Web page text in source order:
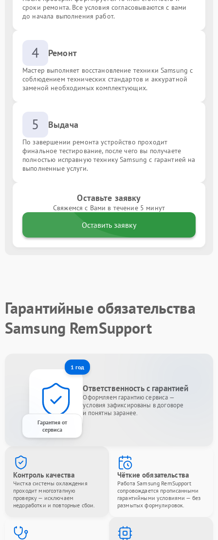
сроки ремонта. Все условия согласовываются с вами
до начала выполнения работ.
4 Ремонт
Мастер выполняет восстановление техники Samsung с
соблюдением технических стандартов и аккуратной
заменой необходимых комплектующих.
5 Выдача
По завершении ремонта устройство проходит
финальное тестирование, после чего вы получаете
полностью исправную технику Samsung с гарантией на
выполненные услуги.
Оставьте заявку
Свяжемся с Вами в течение 5 минут
Оставить заявку
Гарантийные обязательства
Samsung RemSupport
1 год
Гарантия от
сервиса
Ответственность с гарантией
Оформляем гарантию сервиса —
условия зафиксированы в договоре
и понятны заранее.
Контроль качества
Чистка системы охлаждения
проходит многоэтапную
проверку — исключаем
недоработки и повторные сбои.
Чёткие обязательства
Работа Samsung RemSupport
сопровождается прописанными
гарантийными условиями — без
размытых формулировок.